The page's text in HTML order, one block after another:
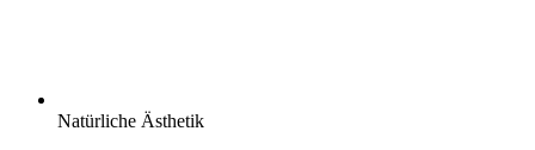
Natürliche Ästhetik